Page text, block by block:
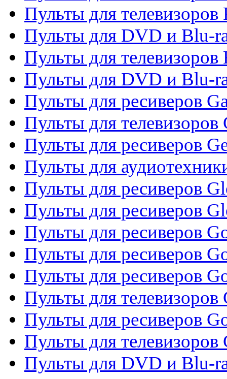
Пульты для телевизоров
Пульты для DVD и Blu-
Пульты для телевизоров
Пульты для DVD и Blu-
Пульты для ресиверов
Пульты для телевизоров
Пульты для ресиверов
Пульты для
Пульты для ресиверов
Пульты для ресиверов
Пульты для ресиверов
Пульты для ресиверов
Пульты для ресиверов
Пульты для телевизоров
Пульты для ресиверов
Пульты для телевизоров
Пульты для DVD и Blu-